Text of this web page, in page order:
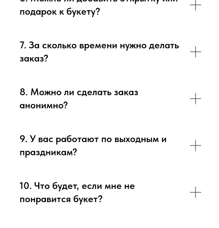
подарок к букету?
7. За сколько времени нужно делать
заказ?
8. Можно ли сделать заказ
анонимно?
9. У вас работают по выходным и
праздникам?
10. Что будет, если мне не
понравится букет?